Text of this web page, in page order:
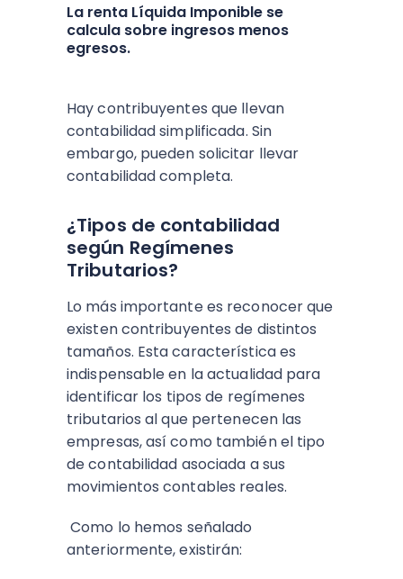
La renta Líquida Imponible se
calcula sobre ingresos menos
egresos.
Hay contribuyentes que llevan
contabilidad simplificada. Sin
embargo, pueden solicitar llevar
contabilidad completa.
¿Tipos de contabilidad
según Regímenes
Tributarios?
Lo más importante es reconocer que
existen contribuyentes de distintos
tamaños. Esta característica es
indispensable en la actualidad para
identificar los tipos de regímenes
tributarios al que pertenecen las
empresas, así como también el tipo
de contabilidad asociada a sus
movimientos contables reales.
Como lo hemos señalado
anteriormente, existirán: